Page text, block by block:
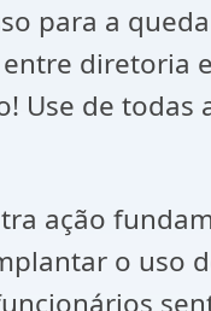
para a
Use de
ação
o uso